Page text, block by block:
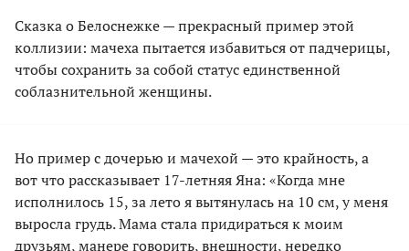
Сказка о Белоснежке — прекрасный пример этой
коллизии: мачеха пытается избавиться от падчерицы,
чтобы сохранить за собой статус единственной
соблазнительной женщины.
Но пример с дочерью и мачехой — это крайность, а
вот что рассказывает 17-летняя Яна: «Когда мне
исполнилось 15, за лето я вытянулась на 10 см, у меня
выросла грудь. Мама стала придираться к моим
друзьям, манере говорить, внешности, нередко